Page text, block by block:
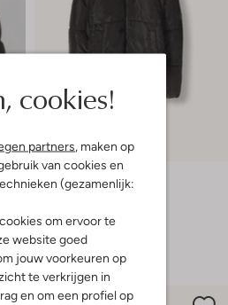
cookies!
partners , maken op
van cookies en
(gezamenlijk:
om ervoor te
website goed
jouw voorkeuren op
te verkrijgen in
en om een profiel op
-50%
Cars Jeans
Gewatteerde jas
+ meer kleuren